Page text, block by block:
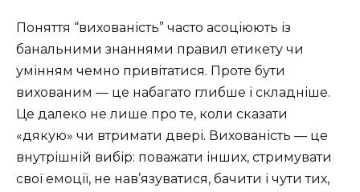
Поняття “вихованість” часто асоціюють із
банальними знаннями правил етикету чи
умінням чемно привітатися. Проте бути
вихованим — це набагато глибше і складніше.
Це далеко не лише про те, коли сказати
«дякую» чи втримати двері. Вихованість — це
внутрішній вибір: поважати інших, стримувати
свої емоції, не нав’язуватися, бачити і чути тих,